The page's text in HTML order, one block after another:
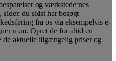
og værkstedernes
du sidst har besøgt
fra os via eksempelvis e-
m.m. Opret derfor altid en
de aktuelle tilgængelig priser og